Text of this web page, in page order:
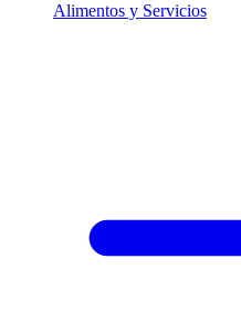
Alimentos y Servicios